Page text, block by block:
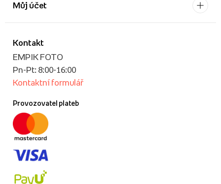
Kontakt
EMPIK FOTO
Pn-Pt: 8:00-16:00
Kontaktní formulář
Provozovatel plateb
Můj účet